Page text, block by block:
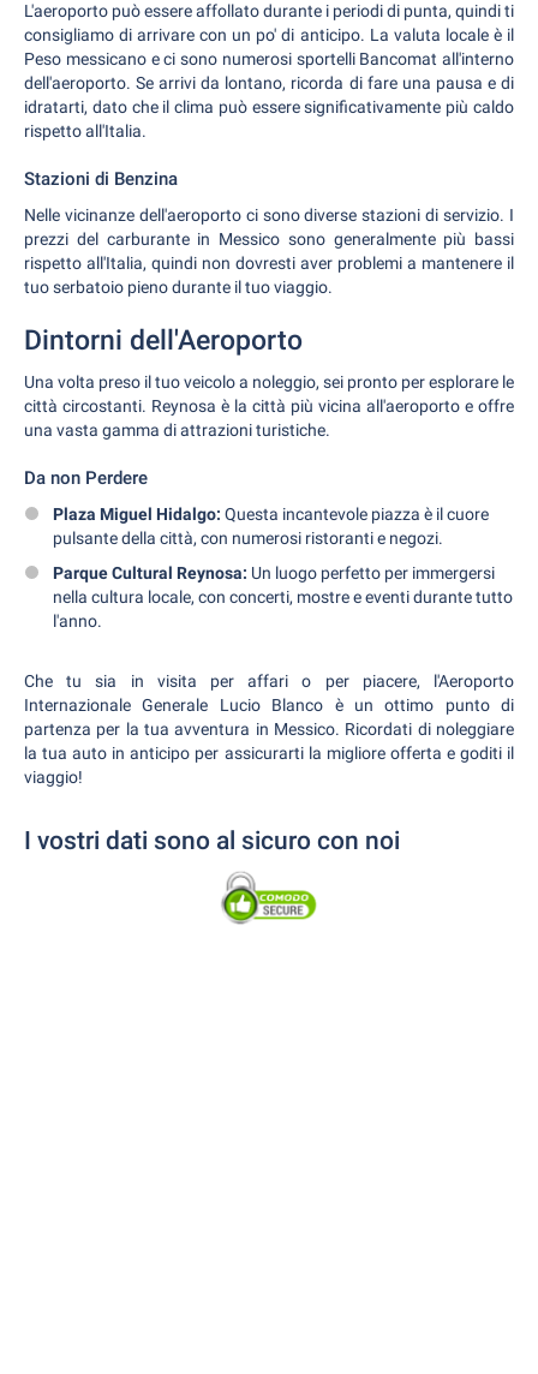
L'aeroporto può essere affollato durante i periodi di punta, quindi ti
consigliamo di arrivare con un po' di anticipo. La valuta locale è il
Peso messicano e ci sono numerosi sportelli Bancomat all'interno
dell'aeroporto. Se arrivi da lontano, ricorda di fare una pausa e di
idratarti, dato che il clima può essere significativamente più caldo
rispetto all'Italia.
Stazioni di Benzina
Nelle vicinanze dell'aeroporto ci sono diverse stazioni di servizio. I
prezzi del carburante in Messico sono generalmente più bassi
rispetto all'Italia, quindi non dovresti aver problemi a mantenere il
tuo serbatoio pieno durante il tuo viaggio.
Dintorni dell'Aeroporto
Una volta preso il tuo veicolo a noleggio, sei pronto per esplorare le
città circostanti. Reynosa è la città più vicina all'aeroporto e offre
una vasta gamma di attrazioni turistiche.
Da non Perdere
Plaza Miguel Hidalgo: Questa incantevole piazza è il cuore
pulsante della città, con numerosi ristoranti e negozi.
Parque Cultural Reynosa: Un luogo perfetto per immergersi
nella cultura locale, con concerti, mostre e eventi durante tutto
l'anno.
Che tu sia in visita per affari o per piacere, l'Aeroporto
Internazionale Generale Lucio Blanco è un ottimo punto di
partenza per la tua avventura in Messico. Ricordati di noleggiare
la tua auto in anticipo per assicurarti la migliore offerta e goditi il
viaggio!
I vostri dati sono al sicuro con noi